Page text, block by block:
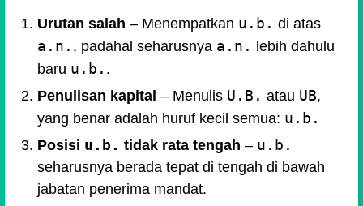
Urutan salah – Menempatkan u.b. di atas
a.n. , padahal seharusnya a.n.
lebih dahulu
baru u.b. .
Penulisan kapital – Menulis U.B. atau UB,
yang benar adalah huruf kecil semua: u.b.
Posisi u.b. tidak rata tengah – u.b.
seharusnya berada tepat di tengah di bawah
jabatan penerima mandat.